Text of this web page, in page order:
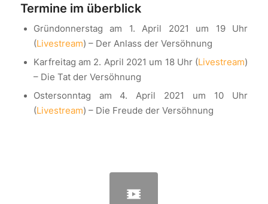
Termine im überblick
Gründonnerstag am 1. April 2021 um 19 Uhr
(Livestream) – Der Anlass der Versöhnung
Karfreitag am 2. April 2021 um 18 Uhr (Livestream)
– Die Tat der Versöhnung
Ostersonntag am 4. April 2021 um 10 Uhr
(Livestream) – Die Freude der Versöhnung